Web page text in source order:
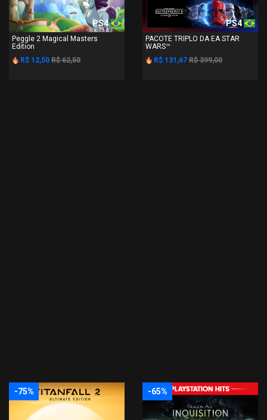
PS4
Peggle 2 Magical Masters
Edition
R$ 12,50 R$ 62,50
PS4
PACOTE TRIPLO DA EA STAR
WARS™
R$ 131,67 R$ 399,00
-75% -65%